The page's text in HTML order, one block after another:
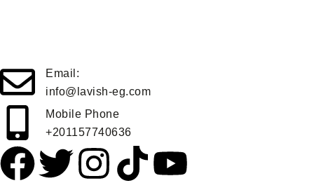
Email:
info@lavish-eg.com
Mobile Phone
+201157740636